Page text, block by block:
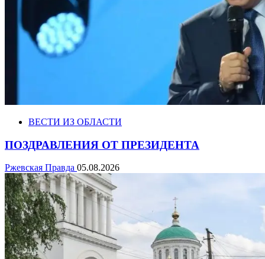
ВЕСТИ ИЗ ОБЛАСТИ
ПОЗДРАВЛЕНИЯ ОТ ПРЕЗИДЕНТА
Ржевская Правда 05.08.2026